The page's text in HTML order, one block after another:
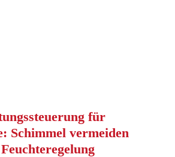
für
Schimmel vermeiden